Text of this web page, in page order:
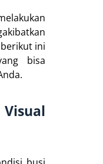
ini
bisa